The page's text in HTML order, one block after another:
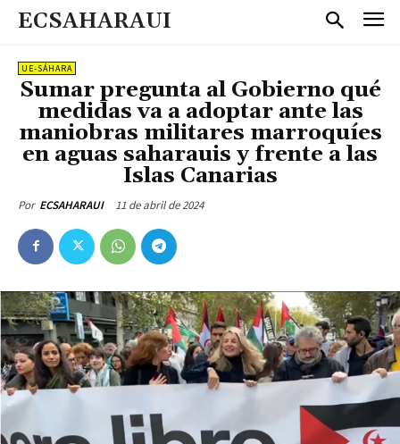
ECSAHARAUI
UE-SÁHARA
Sumar pregunta al Gobierno qué
medidas va a adoptar ante las
maniobras militares marroquíes
en aguas saharauis y frente a las
Islas Canarias
Por ECSAHARAUI 11 de abril de 2024